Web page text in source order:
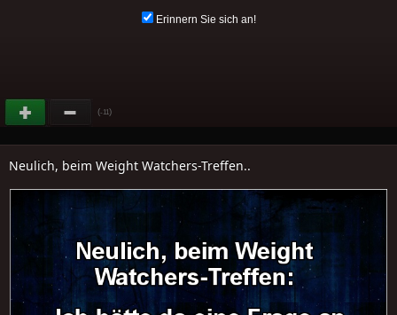
Erinnern Sie sich an!
(-11)
Neulich, beim Weight Watchers-Treffen..